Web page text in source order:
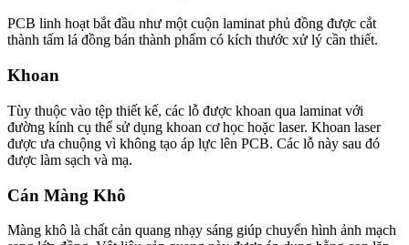
PCB linh hoạt bắt đầu như một cuộn laminat phủ đồng được cắt
thành tấm lá đồng bán thành phẩm có kích thước xử lý cần thiết.
Khoan
Tùy thuộc vào tệp thiết kế, các lỗ được khoan qua laminat với
đường kính cụ thể sử dụng khoan cơ học hoặc laser. Khoan laser
được ưa chuộng vì không tạo áp lực lên PCB. Các lỗ này sau đó
được làm sạch và mạ.
Cán Màng Khô
Màng khô là chất cản quang nhạy sáng giúp chuyển hình ảnh mạch